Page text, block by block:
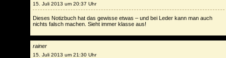
15. Juli 2013 um 20:37 Uhr
Dieses Notizbuch hat das gewisse etwas – und bei Leder kann man auch
nichts falsch machen. Sieht immer klasse aus!
rainer
15. Juli 2013 um 21:30 Uhr